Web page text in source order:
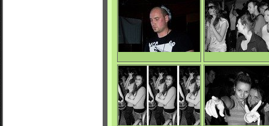
Facet
0/4058